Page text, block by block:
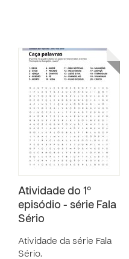
Atividade do 1º
episódio - série Fala
Sério
Atividade da série Fala
Sério.